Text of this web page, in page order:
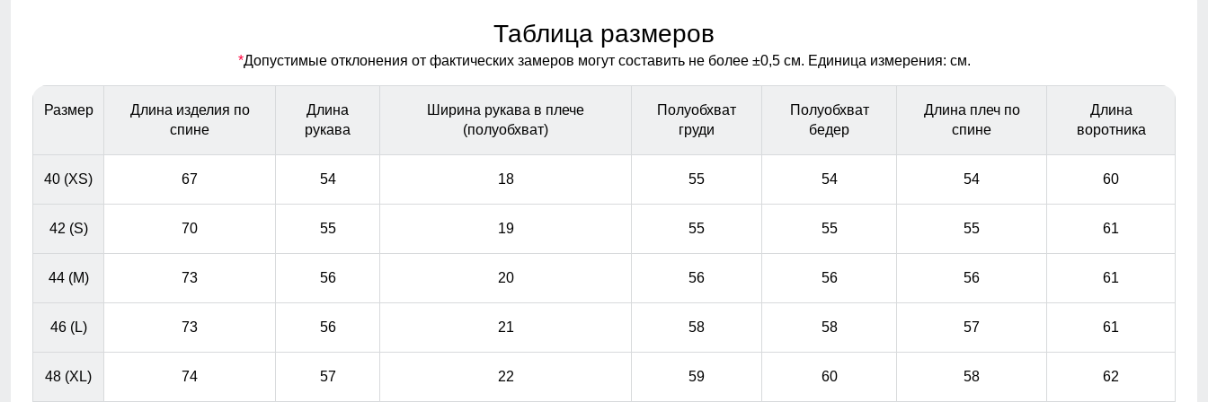
Натуральный мех енота: Роскошная отделка из
опушка придает изящества образу и смотрится
благородно.
Каждая деталь куртки, от карманов и воротника до
манжетов, выполнена с особой тщательностью,
добавляя изделию изысканности и подчеркивая
индивидуальность его владельца. Эти мелочи создают
Таблица размеров
*Допустимые отклонения от фактических замеров могут составить не более ±0,5 см. Единица измерения: см.
Размер
Длина изделия по
спине
Длина
рукава
Ширина рукава в плече
(полуобхват)
Полуобхват
груди
Полуобхват
бедер
Длина плеч по
спине
Длина
воротника
40 (XS) 67 54 18 55 54 54 60
42 (S) 70 55 19 55 55 55 61
44 (M) 73 56 20 56 56 56 61
46 (L) 73 56 21 58 58 57 61
48 (XL) 74 57 22 59 60 58 62